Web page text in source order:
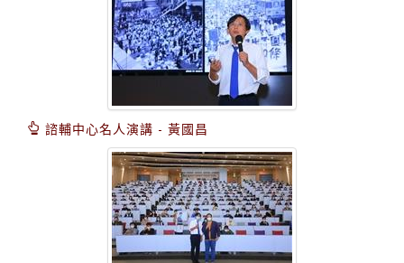
諮輔中心名人演講 - 黃國昌